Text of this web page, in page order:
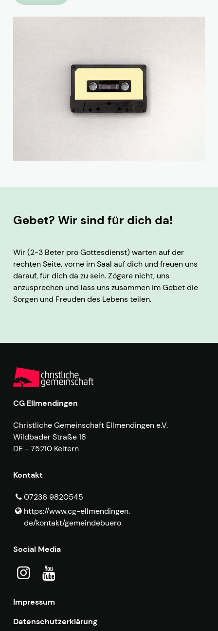
Gebet? Wir sind für dich da!
Wir (2-3 Beter pro Gottesdienst) warten auf der
rechten Seite, vorne im Saal auf dich und freuen uns
darauf, für dich da zu sein. Zögere nicht, uns
anzusprechen und lass uns zusammen im Gebet die
Sorgen und Freuden des Lebens teilen.
CG Ellmendingen
Christliche Gemeinschaft Ellmendingen e.V.
Wildbader Straße 18
DE - 75210 Keltern
Kontakt
07236 9820545
https://www.​cg-ellmendingen.​
de/kontakt/gemeindebuero
Social Media
Impressum
Datenschutzerklärung